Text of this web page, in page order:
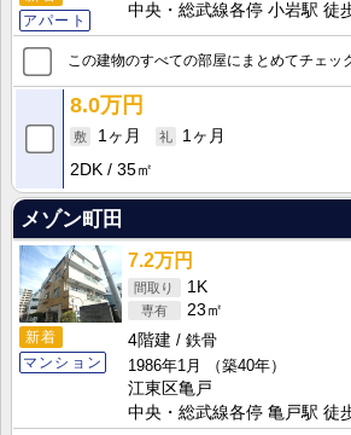
アパート
中央・総武線各停 小岩駅 徒
この建物のすべての部屋にまとめてチェッ
8.0万円
1ヶ月
1ヶ月
2DK
35㎡
メゾン町田
新着
マンション
7.2万円
1K
23㎡
4階建
鉄骨
1986年1月
（築40年）
江東区亀戸
中央・総武線各停 亀戸駅 徒